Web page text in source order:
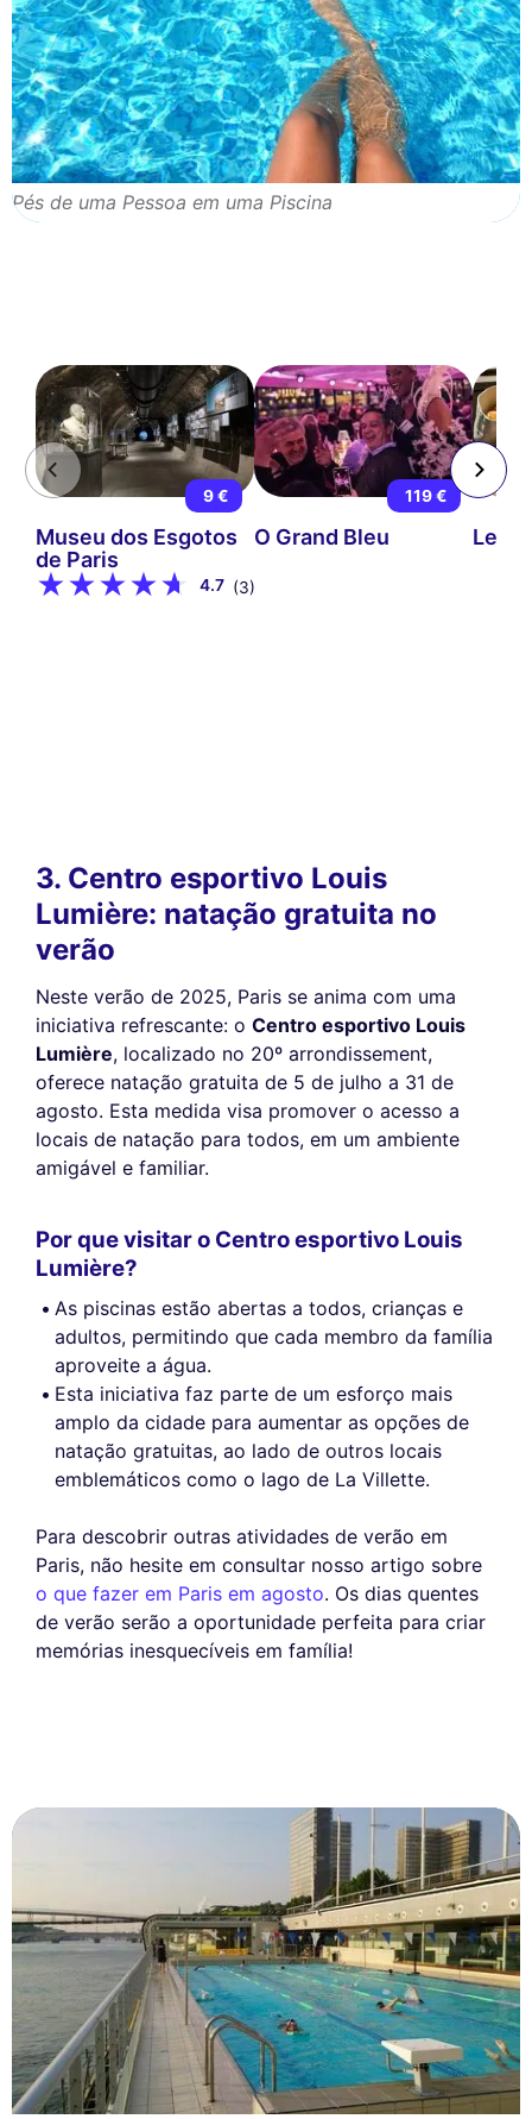
Pés de uma Pessoa em uma Piscina
9 €
Museu dos Esgotos
de Paris
4.7 (3)
119 €
O Grand Bleu Le
3. Centro esportivo Louis
Lumière: natação gratuita no
verão
Neste verão de 2025, Paris se anima com uma
iniciativa refrescante: o Centro esportivo Louis
Lumière, localizado no 20º arrondissement,
oferece natação gratuita de 5 de julho a 31 de
agosto. Esta medida visa promover o acesso a
locais de natação para todos, em um ambiente
amigável e familiar.
Por que visitar o Centro esportivo Louis
Lumière?
As piscinas estão abertas a todos, crianças e
adultos, permitindo que cada membro da família
aproveite a água.
Esta iniciativa faz parte de um esforço mais
amplo da cidade para aumentar as opções de
natação gratuitas, ao lado de outros locais
emblemáticos como o lago de La Villette.
Para descobrir outras atividades de verão em
Paris, não hesite em consultar nosso artigo sobre
o que fazer em Paris em agosto. Os dias quentes
de verão serão a oportunidade perfeita para criar
memórias inesquecíveis em família!